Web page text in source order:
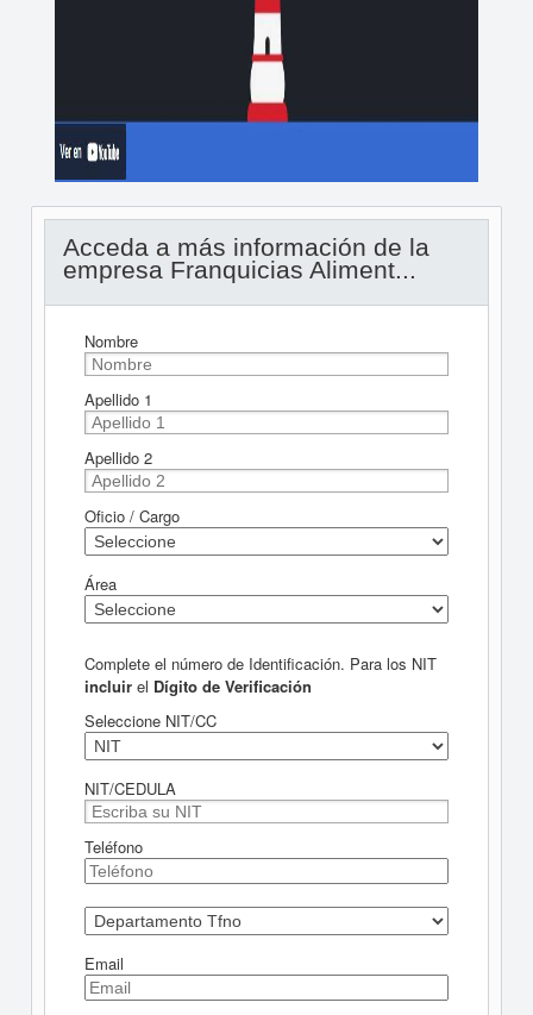
Acceda a más información de la
empresa Franquicias Aliment...
Nombre
Apellido 1
Apellido 2
Oficio / Cargo
Área
Complete el número de Identificación. Para los NIT
incluirel Dígito de Verificación
Seleccione NIT/CC
NIT/CEDULA
Teléfono
Email